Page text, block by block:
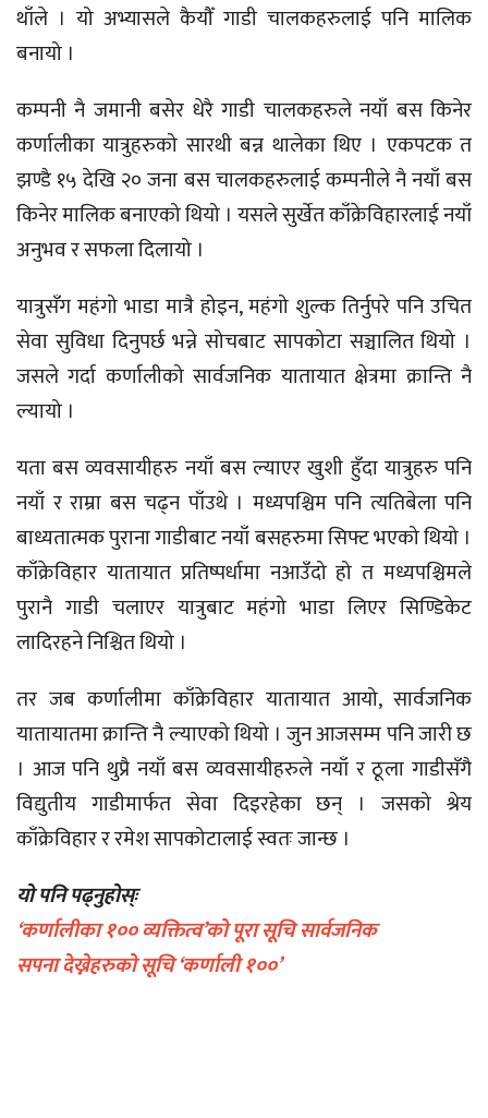
थाँले । यो अभ्यासले कैयौँ गाडी चालकहरुलाई पनि मालिक
बनायो ।
कम्पनी नै जमानी बसेर धेरै गाडी चालकहरुले नयाँ बस किनेर
कर्णालीका यात्रुहरुको सारथी बन्न थालेका थिए । एकपटक त
झण्डै १५ देखि २० जना बस चालकहरुलाई कम्पनीले नै नयाँ बस
किनेर मालिक बनाएको थियो । यसले सुर्खेत काँक्रेविहारलाई नयाँ
अनुभव र सफला दिलायो ।
यात्रुसँग महंगो भाडा मात्रै होइन, महंगो शुल्क तिर्नुपरे पनि उचित
सेवा सुविधा दिनुपर्छ भन्ने सोचबाट सापकोटा सञ्चालित थियो ।
जसले गर्दा कर्णालीको सार्वजनिक यातायात क्षेत्रमा क्रान्ति नै
ल्यायो ।
यता बस व्यवसायीहरु नयाँ बस ल्याएर खुशी हुँदा यात्रुहरु पनि
नयाँ र राम्रा बस चढ्न पाँउथे । मध्यपश्चिम पनि त्यतिबेला पनि
बाध्यतात्मक पुराना गाडीबाट नयाँ बसहरुमा सिफ्ट भएको थियो ।
काँक्रेविहार यातायात प्रतिष्पर्धामा नआउँदो हो त मध्यपश्चिमले
पुरानै गाडी चलाएर यात्रुबाट महंगो भाडा लिएर सिण्डिकेट
लादिरहने निश्चित थियो ।
तर जब कर्णालीमा काँक्रेविहार यातायात आयो, सार्वजनिक
यातायातमा क्रान्ति नै ल्याएको थियो । जुन आजसम्म पनि जारी छ
। आज पनि थुप्रै नयाँ बस व्यवसायीहरुले नयाँ र ठूला गाडीसँगै
विद्युतीय गाडीमार्फत सेवा दिइरहेका छन् । जसको श्रेय
काँक्रेविहार र रमेश सापकोटालाई स्वतः जान्छ ।
यो पनि पढ्नुहोस्ः
‘कर्णालीका १०० व्यक्तित्व’को पूरा सूचि सार्वजनिक
सपना देख्नेहरुको सूचि ‘कर्णाली १००’